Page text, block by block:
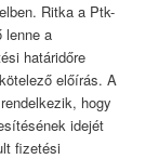
Ritka a Ptk-
lenne a
határidőre
előírás. A
hogy
idejét
fizetési